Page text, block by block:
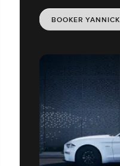
BOOKER YANNICK